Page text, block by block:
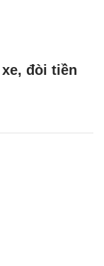
đòi tiền